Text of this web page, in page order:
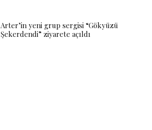
Arter’in yeni grup sergisi “Gökyüzü
Şekerdendi” ziyarete açıldı